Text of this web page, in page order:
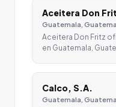
Aceitera Don
Guatemala,
Aceitera Don Fritz
en Guatemala,
Calco, S.A.
Guatemala,